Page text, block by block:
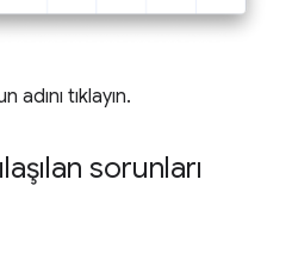
adını tıklayın.
sorunları